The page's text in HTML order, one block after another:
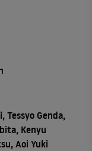
Tessyo Genda,
Kenyu
Aoi Yuki